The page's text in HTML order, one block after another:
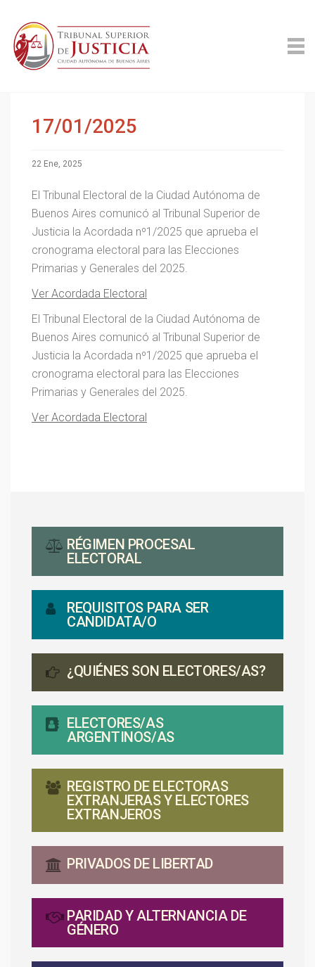
17/01/2025
22 Ene, 2025
El Tribunal Electoral de la Ciudad Autónoma de
Buenos Aires comunicó al Tribunal Superior de
Justicia la Acordada nº1/2025 que aprueba el
cronograma electoral para las Elecciones
Primarias y Generales del 2025.
Ver Acordada Electoral
El Tribunal Electoral de la Ciudad Autónoma de
Buenos Aires comunicó al Tribunal Superior de
Justicia la Acordada nº1/2025 que aprueba el
cronograma electoral para las Elecciones
Primarias y Generales del 2025.
Ver Acordada Electoral
RÉGIMEN PROCESAL
ELECTORAL
REQUISITOS PARA SER
CANDIDATA/O
¿QUIÉNES SON ELECTORES/AS?
ELECTORES/AS
ARGENTINOS/AS
REGISTRO DE ELECTORAS
EXTRANJERAS Y ELECTORES
EXTRANJEROS
PRIVADOS DE LIBERTAD
PARIDAD Y ALTERNANCIA DE
GÉNERO